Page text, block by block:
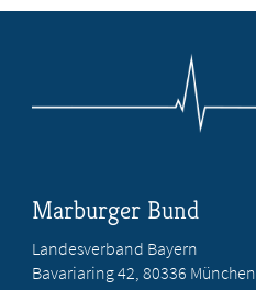
Marburger Bund
Landesverband Bayern
Bavariaring 42, 80336 München